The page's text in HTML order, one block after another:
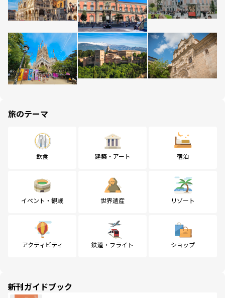
旅のテーマ
飲食 建築・アート 宿泊
イベント・観戦 世界遺産 リゾート
アクティビティ 鉄道・フライト ショップ
新刊ガイドブック